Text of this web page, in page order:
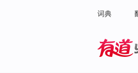
词典